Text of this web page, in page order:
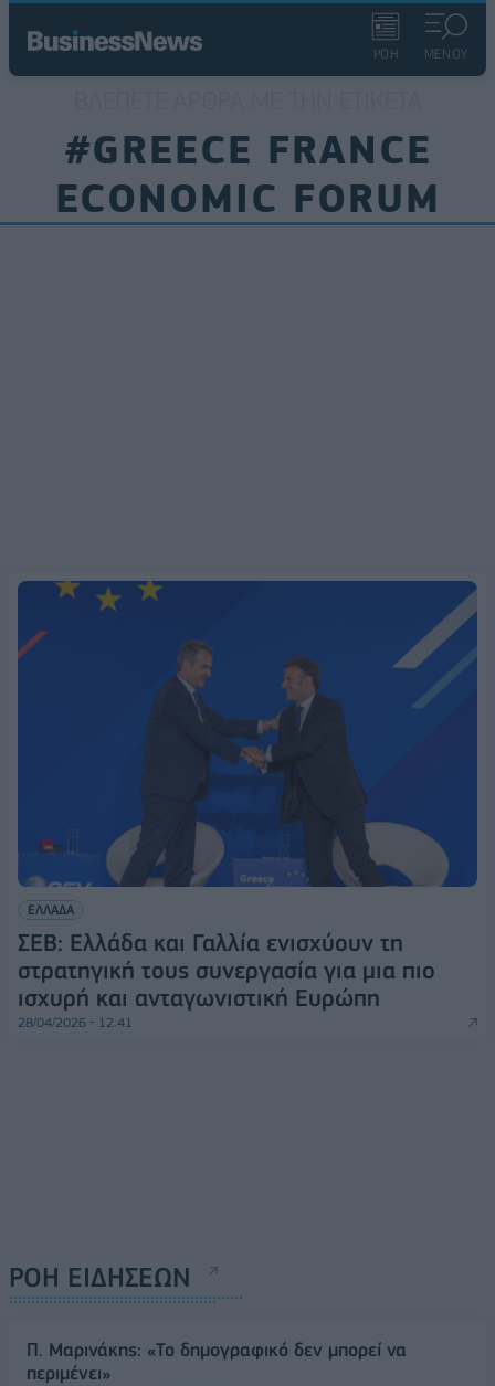
ΡΟΗ ΜΕΝΟΥ
#GREECE FRANCE
ECONOMIC FORUM
ΕΛΛΑΔΑ
ΣΕΒ: Ελλάδα και Γαλλία ενισχύουν τη
στρατηγική τους συνεργασία για μια πιο
ισχυρή και ανταγωνιστική Ευρώπη
28/04/2026 - 12:41
ΡΟΗ ΕΙΔΗΣΕΩΝ
Π. Μαρινάκης: «Το δημογραφικό δεν μπορεί να
περιμένει»